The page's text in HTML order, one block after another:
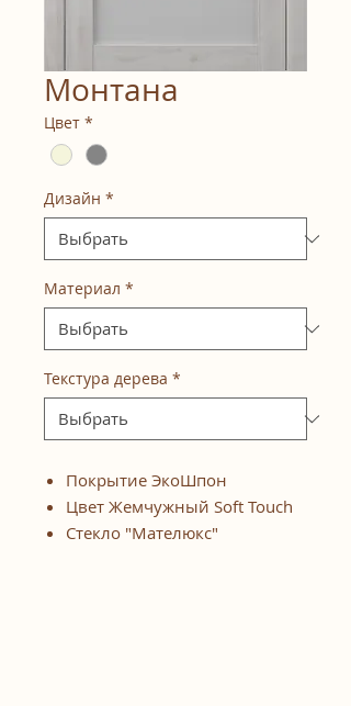
Монтана
Цвет *
Дизайн *
Материал *
Текстура дерева *
Покрытие ЭкоШпон
Цвет Жемчужный Soft Touch
Стекло "Мателюкс"